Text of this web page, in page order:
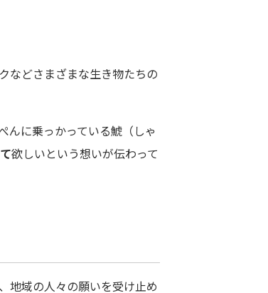
などさまざまな生き物たちの
んに乗っかっている鯱（しゃ
欲しいという想いが伝わって
地域の人々の願いを受け止め